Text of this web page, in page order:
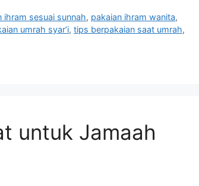
ihram sesuai sunnah, pakaian ihram wanita,
umrah syar’i, tips berpakaian saat umrah,
untuk Jamaah